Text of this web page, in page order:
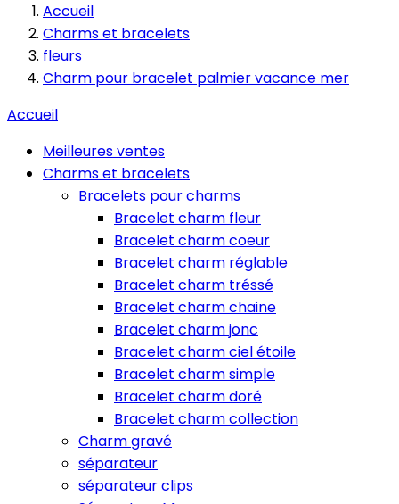
Accueil
Charms et bracelets
fleurs
Charm pour bracelet palmier vacance mer
Accueil
Meilleures ventes
Charms et bracelets
Bracelets pour charms
Bracelet charm fleur
Bracelet charm coeur
Bracelet charm réglable
Bracelet charm tréssé
Bracelet charm chaine
Bracelet charm jonc
Bracelet charm ciel étoile
Bracelet charm simple
Bracelet charm doré
Bracelet charm collection
Charm gravé
séparateur
séparateur clips